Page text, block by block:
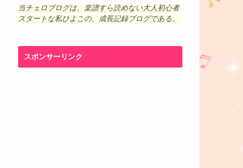
当チェロブログは、楽譜すら読めない大人初心者
スタートな私ひよこの、成長記録ブログである。
スポンサーリンク